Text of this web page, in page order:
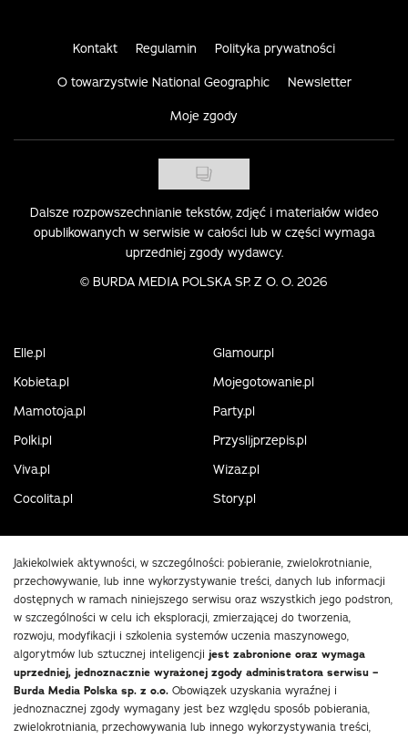
Kontakt Regulamin Polityka prywatności
O towarzystwie National Geographic Newsletter
Moje zgody
Dalsze rozpowszechnianie tekstów, zdjęć i materiałów wideo
opublikowanych w serwisie w całości lub w części wymaga
uprzedniej zgody wydawcy.
© BURDA MEDIA POLSKA SP. Z O. O. 2026
Elle.pl
Glamour.pl
Kobieta.pl
Mojegotowanie.pl
Mamotoja.pl
Party.pl
Polki.pl
Przyslijprzepis.pl
Viva.pl
Wizaz.pl
Cocolita.pl
Story.pl
Jakiekolwiek aktywności, w szczególności: pobieranie, zwielokrotnianie,
przechowywanie, lub inne wykorzystywanie treści, danych lub informacji
dostępnych w ramach niniejszego serwisu oraz wszystkich jego podstron,
w szczególności w celu ich eksploracji, zmierzającej do tworzenia,
rozwoju, modyfikacji i szkolenia systemów uczenia maszynowego,
algorytmów lub sztucznej inteligencji jest zabronione oraz wymaga
uprzedniej, jednoznacznie wyrażonej zgody administratora serwisu –
Burda Media Polska sp. z o.o. Obowiązek uzyskania wyraźnej i
jednoznacznej zgody wymagany jest bez względu sposób pobierania,
zwielokrotniania, przechowywania lub innego wykorzystywania treści,